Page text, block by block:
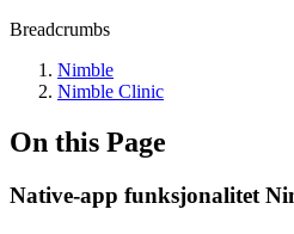
Breadcrumbs
Nimble
Nimble Clinic
On this Page
Native-app funksjonalitet